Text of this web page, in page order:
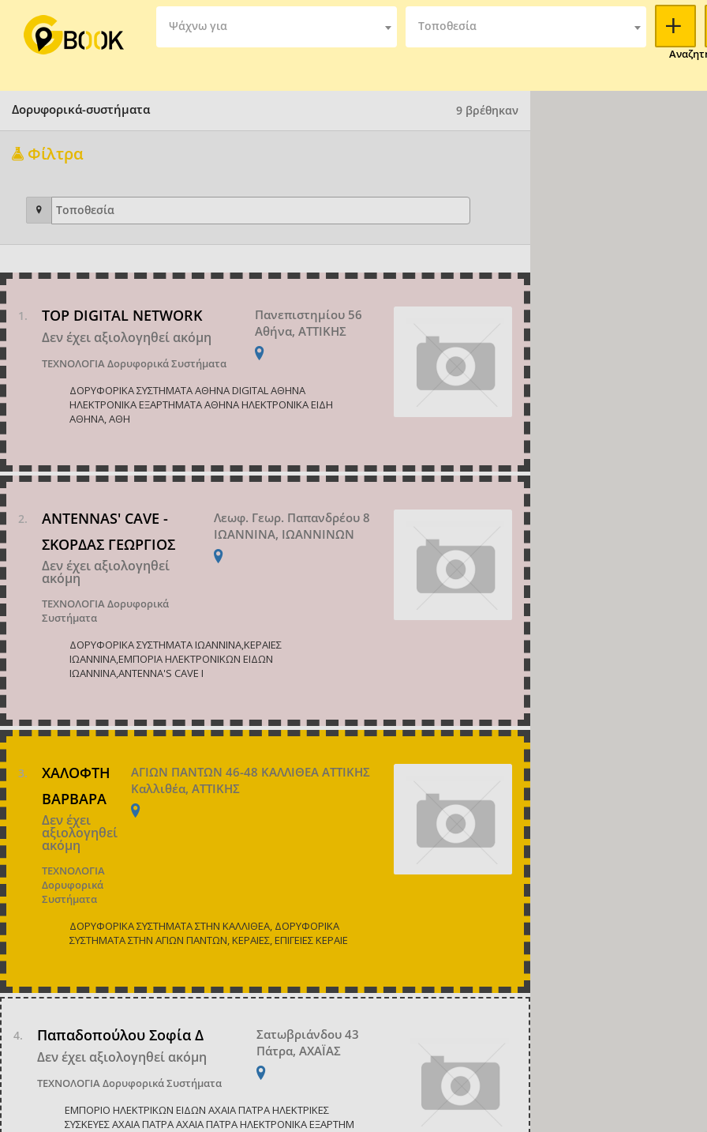
Ψάχνω για Τοποθεσία
Δορυφορικά-συστήματα 9 βρέθηκαν
Φίλτρα
TOP DIGITAL NETWORK
Δεν έχει αξιολογηθεί ακόμη
ΤΕΧΝΟΛΟΓΙΑΔορυφορικά Συστήματα
Πανεπιστημίου 56
Αθήνα, ΑΤΤΙΚΗΣ
ΔΟΡΥΦΟΡΙΚΑ ΣΥΣΤΗΜΑΤΑ ΑΘΗΝΑ DIGITAL ΑΘΗΝΑ
ΗΛΕΚΤΡΟΝΙΚΑ ΕΞΑΡΤΗΜΑΤΑ ΑΘΗΝΑ ΗΛΕΚΤΡΟΝΙΚΑ ΕΙΔΗ
ΑΘΗΝΑ, ΑΘΗ
ANTENNAS' CAVE -
ΣΚΟΡΔΑΣ ΓΕΩΡΓΙΟΣ
Δεν έχει αξιολογηθεί
ακόμη
ΤΕΧΝΟΛΟΓΙΑΔορυφορικά
Συστήματα
Λεωφ. Γεωρ. Παπανδρέου 8
ΙΩΑΝΝΙΝΑ, ΙΩΑΝΝΙΝΩΝ
ΔΟΡΥΦΟΡΙΚΑ ΣΥΣΤΗΜΑΤΑ ΙΩΑΝΝΙΝΑ,ΚΕΡΑΙΕΣ
ΙΩΑΝΝΙΝΑ,ΕΜΠΟΡΙΑ ΗΛΕΚΤΡΟΝΙΚΩΝ ΕΙΔΩΝ
ΙΩΑΝΝΙΝΑ,ANTENNA'S CAVE Ι
ΧΑΛΟΦΤΗ
ΒΑΡΒΑΡΑ
Δεν έχει
αξιολογηθεί
ακόμη
ΤΕΧΝΟΛΟΓΙΑ
Δορυφορικά
Συστήματα
ΑΓΙΩΝ ΠΑΝΤΩΝ 46-48 ΚΑΛΛΙΘΕΑ ΑΤΤΙΚΗΣ
Καλλιθέα, ΑΤΤΙΚΗΣ
ΔΟΡΥΦΟΡΙΚΑ ΣΥΣΤΗΜΑΤΑ ΣΤΗΝ ΚΑΛΛΙΘΕΑ, ΔΟΡΥΦΟΡΙΚΑ
ΣΥΣΤΗΜΑΤΑ ΣΤΗΝ ΑΓΙΩΝ ΠΑΝΤΩΝ, ΚΕΡΑΙΕΣ, ΕΠΙΓΕΙΕΣ ΚΕΡΑΙΕ
Παπαδοπούλου Σοφία Δ
Δεν έχει αξιολογηθεί ακόμη
ΤΕΧΝΟΛΟΓΙΑΔορυφορικά Συστήματα
Σατωβριάνδου 43
Πάτρα, ΑΧΑΪΑΣ
ΕΜΠΟΡΙΟ ΗΛΕΚΤΡΙΚΩΝ ΕΙΔΩΝ ΑΧΑΙΑ ΠΑΤΡΑ ΗΛΕΚΤΡΙΚΕΣ
ΣΥΣΚΕΥΕΣ ΑΧΑΙΑ ΠΑΤΡΑ ΑΧΑΙΑ ΠΑΤΡΑ ΗΛΕΚΤΡΟΝΙΚΑ ΕΞΑΡΤΗΜ